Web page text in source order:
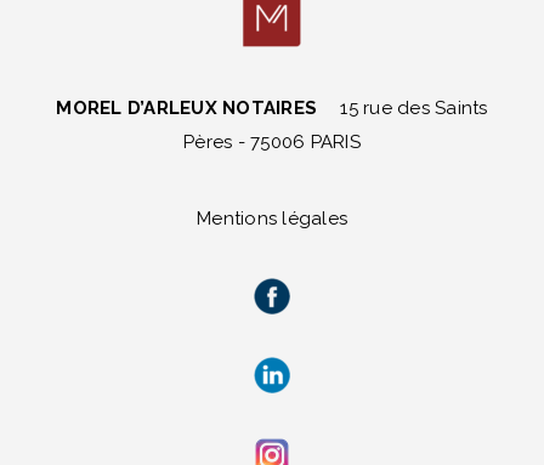
MOREL D’ARLEUX NOTAIRES
15 rue des Saints
Pères - 75006 PARIS
Mentions légales